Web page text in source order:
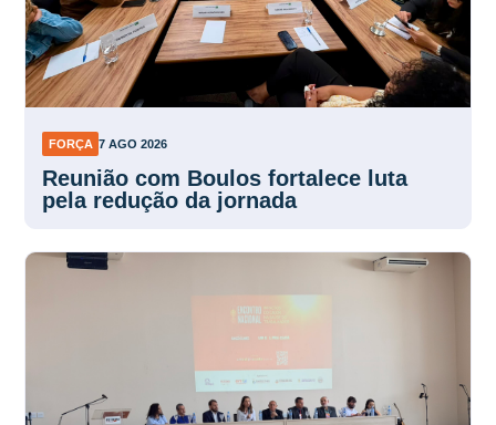
FORÇA 7 AGO 2026
Reunião com Boulos fortalece luta
pela redução da jornada